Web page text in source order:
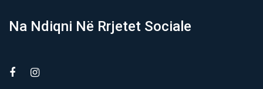
Na Ndiqni Në Rrjetet Sociale